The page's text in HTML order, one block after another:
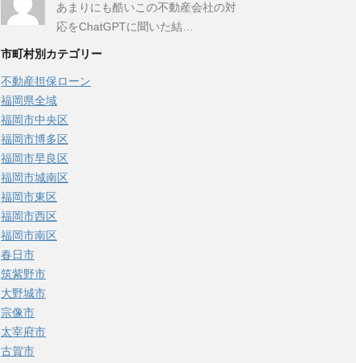
あまりにも酷いこの不動産会社の対
応をChatGPTに聞いた結…
市町村別カテゴリー
不動産担保ローン
福岡県全域
福岡市中央区
福岡市博多区
福岡市早良区
福岡市城南区
福岡市東区
福岡市西区
福岡市南区
春日市
筑紫野市
大野城市
宗像市
太宰府市
古賀市